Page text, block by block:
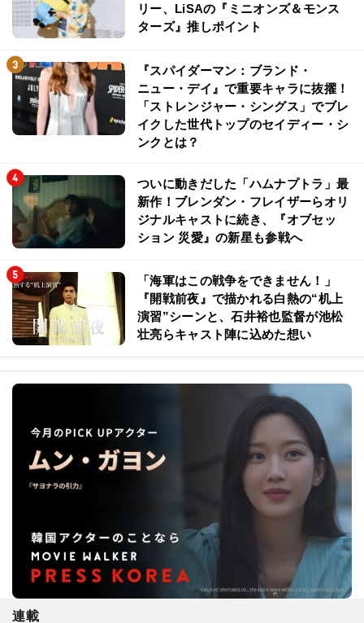
リー、LiSAの『ミニオンズ＆モンス
ターズ』推しポイント
『スパイダーマン：ブランド・
ニュー・デイ』で重要キャラに抜擢！
「ストレンジャー・シングス」でブレ
イクした世代トップのセイディー・シ
ンクとは？
ついに動きだした「ハムナプトラ」最
新作！ブレンダン・フレイザーらオリ
ジナルキャストに続き、『オブセッ
ション 災愛』の新星も参戦へ
「海軍はこの戦争をできません！」
『開戦前夜』で描かれる白熱の“机上
演習”シーンと、石井裕也監督が池松
壮亮らキャスト陣に込めた想い
連載